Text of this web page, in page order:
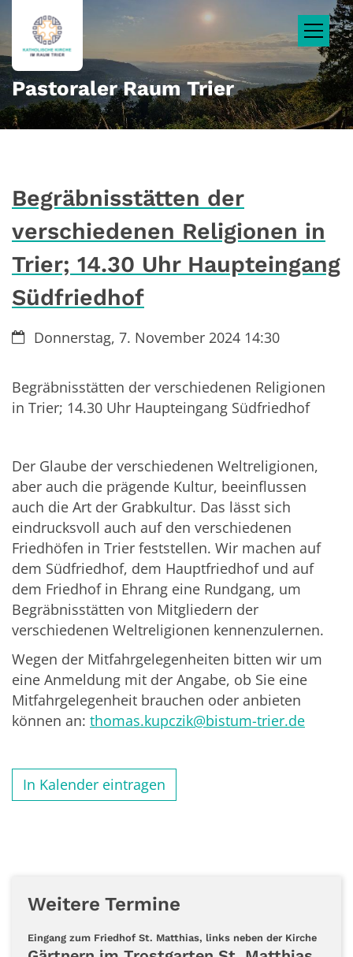
Pastoraler Raum Trier
Begräbnisstätten der
verschiedenen Religionen in
Trier; 14.30 Uhr Haupteingang
Südfriedhof
Datum:Donnerstag, 7. November 2024 14:30
Begräbnisstätten der verschiedenen Religionen
in Trier; 14.30 Uhr Haupteingang Südfriedhof
Der Glaube der verschiedenen Weltreligionen,
aber auch die prägende Kultur, beeinflussen
auch die Art der Grabkultur. Das lässt sich
eindrucksvoll auch auf den verschiedenen
Friedhöfen in Trier feststellen. Wir machen auf
dem Südfriedhof, dem Hauptfriedhof und auf
dem Friedhof in Ehrang eine Rundgang, um
Begräbnisstätten von Mitgliedern der
verschiedenen Weltreligionen kennenzulernen.
Wegen der Mitfahrgelegenheiten bitten wir um
eine Anmeldung mit der Angabe, ob Sie eine
Mitfahrgelegenheit brauchen oder anbieten
können an: thomas.kupczik@bistum-trier.de
In Kalender eintragen
Weitere Termine
Eingang zum Friedhof St. Matthias, links neben der Kirche: